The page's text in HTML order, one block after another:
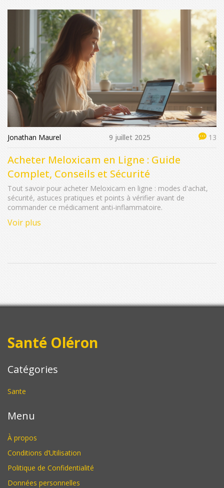
Jonathan Maurel 9 juillet 2025 13
Acheter Meloxicam en Ligne : Guide
Complet, Conseils et Sécurité
Tout savoir pour acheter Meloxicam en ligne : modes d'achat,
sécurité, astuces pratiques et points à vérifier avant de
commander ce médicament anti-inflammatoire.
Voir plus
Santé Oléron
Catégories
Sante
Menu
À propos
Conditions d’Utilisation
Politique de Confidentialité
Données personnelles